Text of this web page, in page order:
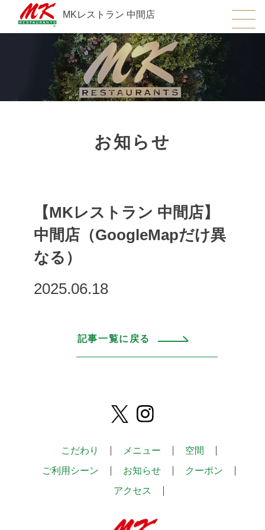
MKレストラン 中間店
お知らせ
【MKレストラン 中間店】
中間店（GoogleMapだけ異
なる）
2025.06.18
記事一覧に戻る
こだわり メニュー
空間
ご利用シーン
お知らせ
クーポン
アクセス